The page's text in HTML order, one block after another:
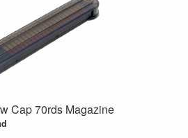
Cap 70rds Magazine